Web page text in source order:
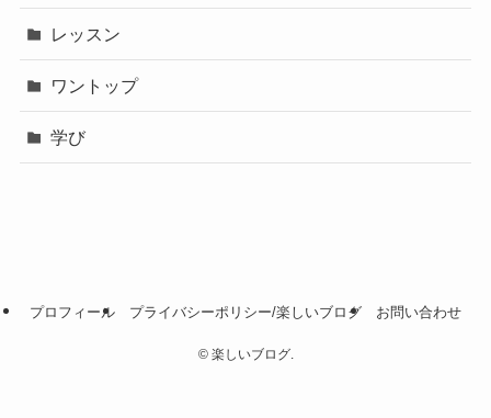
レッスン
ワントップ
学び
プロフィール プライバシーポリシー/楽しいブログ お問い合わせ
©楽しいブログ.